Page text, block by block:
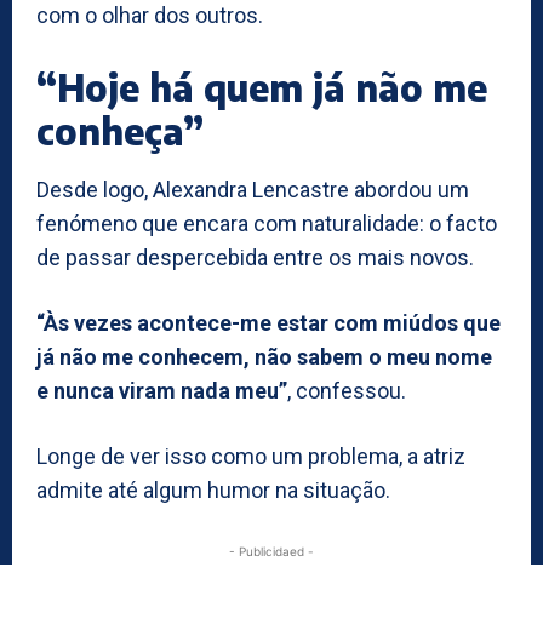
com o olhar dos outros.
“Hoje há quem já não me
conheça”
Desde logo, Alexandra Lencastre abordou um
fenómeno que encara com naturalidade: o facto
de passar despercebida entre os mais novos.
“Às vezes acontece-me estar com miúdos que
já não me conhecem, não sabem o meu nome
e nunca viram nada meu”, confessou.
Longe de ver isso como um problema, a atriz
admite até algum humor na situação.
- Publicidaed -